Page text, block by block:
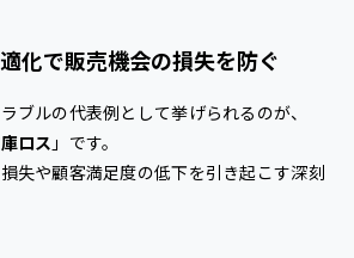
化で販売機会の損失を防ぐ
ブルの代表例として挙げられるのが、
ロス 」です。
失や顧客満足度の低下を引き起こす深刻